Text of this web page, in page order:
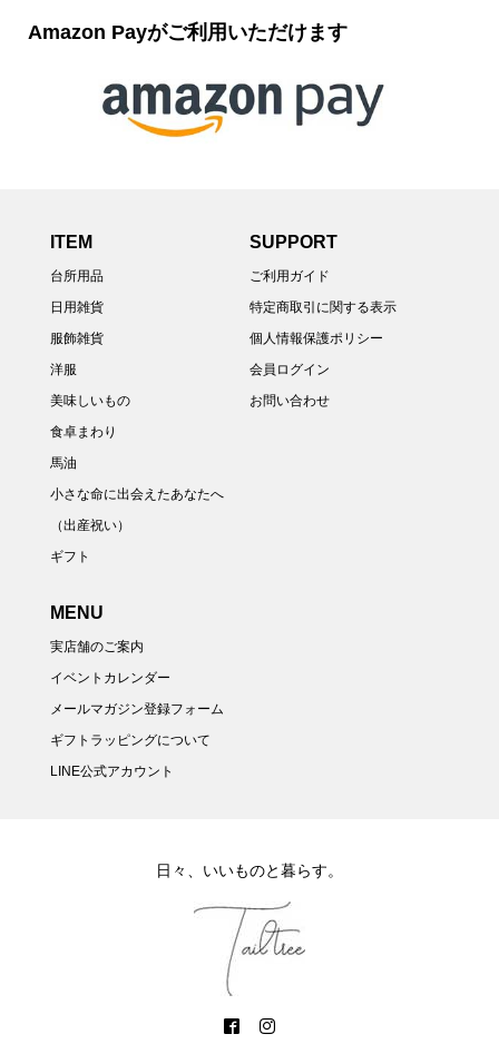
Amazon Payがご利用いただけます
ITEM
台所用品
日用雑貨
服飾雑貨
洋服
美味しいもの
食卓まわり
馬油
小さな命に出会えたあなたへ
（出産祝い）
ギフト
SUPPORT
ご利用ガイド
特定商取引に関する表示
個人情報保護ポリシー
会員ログイン
お問い合わせ
MENU
実店舗のご案内
イベントカレンダー
メールマガジン登録フォーム
ギフトラッピングについて
LINE公式アカウント
日々、いいものと暮らす。